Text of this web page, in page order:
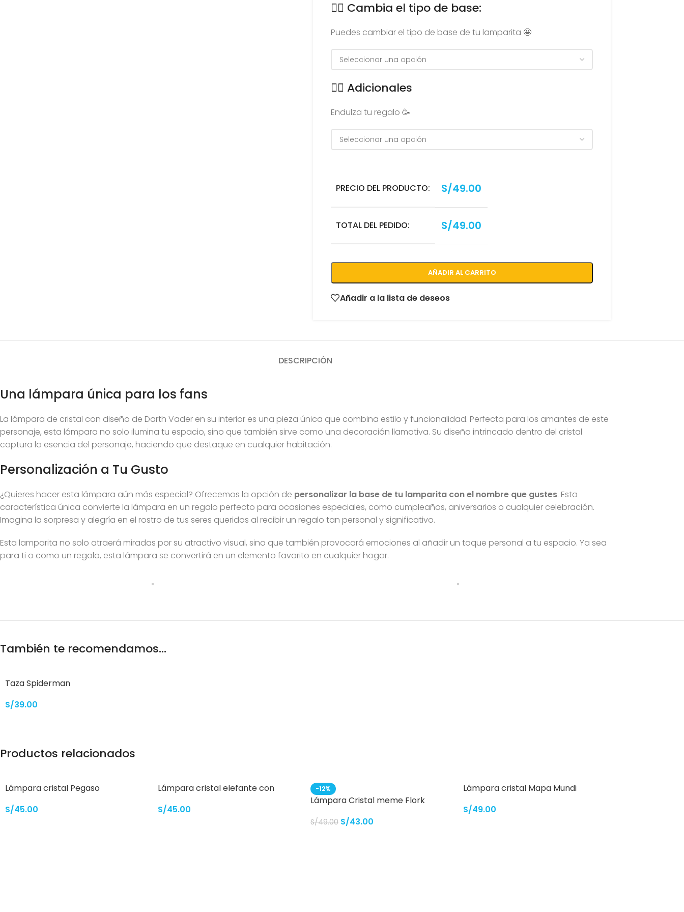
👉🏻 Cambia el tipo de base:
Puedes cambiar el tipo de base de tu lamparita 🤩
👉🏻 Adicionales
Endulza tu regalo 🥳
PRECIO DEL PRODUCTO: S/49.00
TOTAL DEL PEDIDO: S/49.00
AÑADIR AL CARRITO
Añadir a la lista de deseos
DESCRIPCIÓN
Una lámpara única para los fans
La lámpara de cristal con diseño de Darth Vader en su interior es una pieza única que combina estilo y funcionalidad. Perfecta para los amantes de este
personaje, esta lámpara no solo ilumina tu espacio, sino que también sirve como una decoración llamativa. Su diseño intrincado dentro del cristal
captura la esencia del personaje, haciendo que destaque en cualquier habitación.
Personalización a Tu Gusto
¿Quieres hacer esta lámpara aún más especial? Ofrecemos la opción de personalizar la base de tu lamparita con el nombre que gustes. Esta
característica única convierte la lámpara en un regalo perfecto para ocasiones especiales, como cumpleaños, aniversarios o cualquier celebración.
Imagina la sorpresa y alegría en el rostro de tus seres queridos al recibir un regalo tan personal y significativo.
Esta lamparita no solo atraerá miradas por su atractivo visual, sino que también provocará emociones al añadir un toque personal a tu espacio. Ya sea
para ti o como un regalo, esta lámpara se convertirá en un elemento favorito en cualquier hogar.
También te recomendamos…
Taza Spiderman
S/39.00
Productos relacionados
Lámpara cristal Pegaso
S/45.00
Lámpara cristal elefante con
S/45.00
-12%
Lámpara Cristal meme Flork
S/49.00 S/43.00
Lámpara cristal Mapa Mundi
S/49.00